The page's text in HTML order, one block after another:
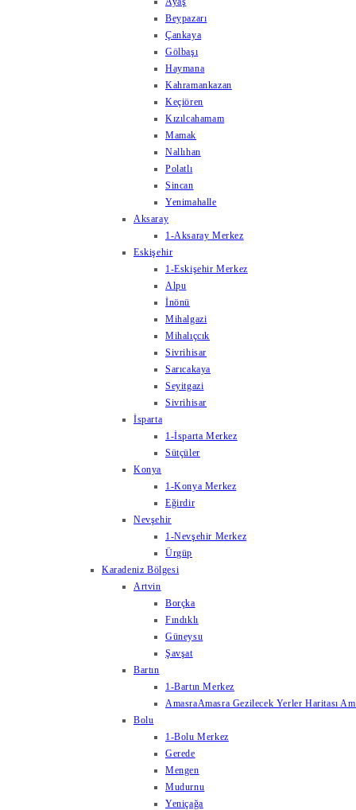
Beypazarı
Çankaya
Gölbaşı
Haymana
Kahramankazan
Keçiören
Kızılcahamam
Mamak
Nallıhan
Polatlı
Sincan
Yenimahalle
Aksaray
1-Aksaray Merkez
Eskişehir
1-Eskişehir Merkez
Alpu
İnönü
Mihalgazi
Mihalıçcık
Sivrihisar
Sarıcakaya
Seyitgazi
Sivrihisar
İsparta
1-İsparta Merkez
Sütçüler
Konya
1-Konya Merkez
Eğirdir
Nevşehir
1-Nevşehir Merkez
Ürgüp
Karadeniz Bölgesi
Artvin
Borçka
Fındıklı
Güneysu
Şavşat
Bartın
1-Bartın Merkez
AmasraAmasra Gezilecek Yerler Haritası
Bolu
1-Bolu Merkez
Gerede
Mengen
Mudurnu
Yeniçağa